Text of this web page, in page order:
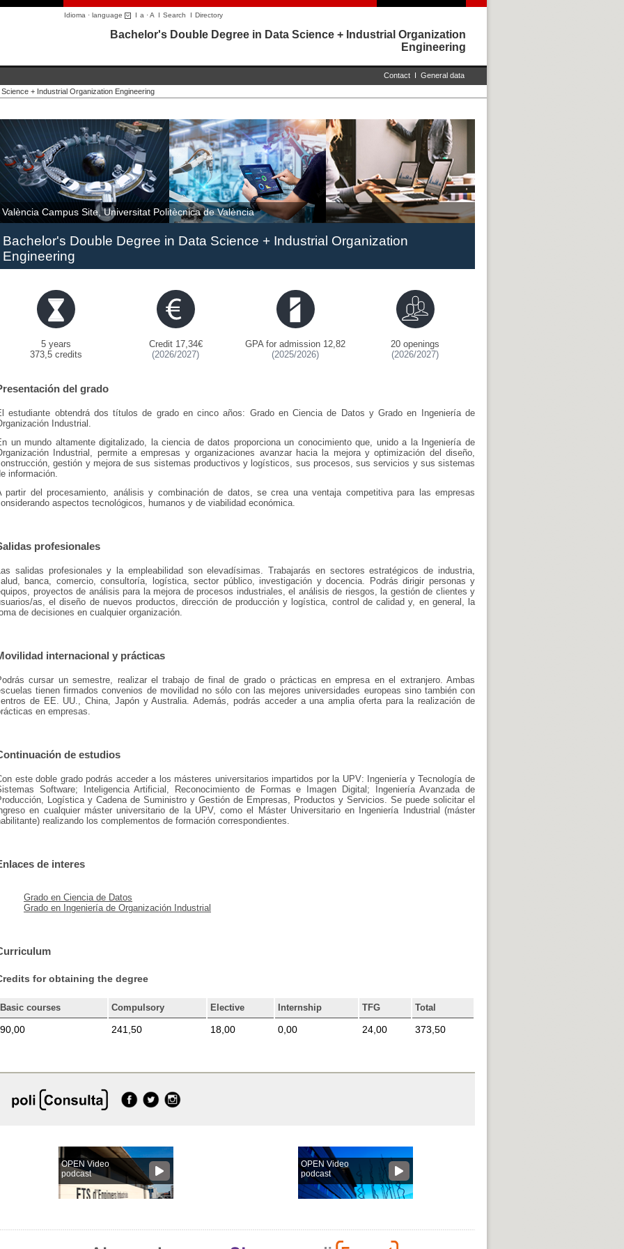
Idioma · language I a ·A I Search I Directory
Bachelor's Double Degree in Data Science + Industrial Organization
Engineering
Contact I General data
+ Industrial Organization Engineering
València Campus Site, Universitat Politècnica de València
Bachelor's Double Degree in Data Science + Industrial Organization
Engineering
5 years
373,5 credits
Credit 17,34€
(2026/2027)
GPA for admission 12,82
(2025/2026)
20 openings
(2026/2027)
del grado
estudiante obtendrá dos títulos de grado en cinco años: Grado en Ciencia de Datos y Grado en Ingeniería de
Industrial.
un mundo altamente digitalizado, la ciencia de datos proporciona un conocimiento que, unido a la Ingeniería de
Industrial, permite a empresas y organizaciones avanzar hacia la mejora y optimización del diseño,
gestión y mejora de sus sistemas productivos y logísticos, sus procesos, sus servicios y sus sistemas
información.
partir del procesamiento, análisis y combinación de datos, se crea una ventaja competitiva para las empresas
aspectos tecnológicos, humanos y de viabilidad económica.
profesionales
salidas profesionales y la empleabilidad son elevadísimas. Trabajarás en sectores estratégicos de industria,
banca, comercio, consultoría, logística, sector público, investigación y docencia. Podrás dirigir personas y
proyectos de análisis para la mejora de procesos industriales, el análisis de riesgos, la gestión de clientes y
as, el diseño de nuevos productos, dirección de producción y logística, control de calidad y, en general, la
de decisiones en cualquier organización.
internacional y prácticas
cursar un semestre, realizar el trabajo de final de grado o prácticas en empresa en el extranjero. Ambas
tienen firmados convenios de movilidad no sólo con las mejores universidades europeas sino también con
de EE. UU., China, Japón y Australia. Además, podrás acceder a una amplia oferta para la realización de
en empresas.
de estudios
este doble grado podrás acceder a los másteres universitarios impartidos por la UPV: Ingeniería y Tecnología de
Software; Inteligencia Artificial, Reconocimiento de Formas e Imagen Digital; Ingeniería Avanzada de
Logística y Cadena de Suministro y Gestión de Empresas, Productos y Servicios. Se puede solicitar el
en cualquier máster universitario de la UPV, como el Máster Universitario en Ingeniería Industrial (máster
realizando los complementos de formación correspondientes.
de interes
Grado en Ciencia de Datos
Grado en Ingeniería de Organización Industrial
for obtaining the degree
Basic courses Compulsory Elective Internship TFG Total
90,00 241,50 18,00 0,00 24,00 373,50
OPEN Video
podcast
OPEN Video
podcast